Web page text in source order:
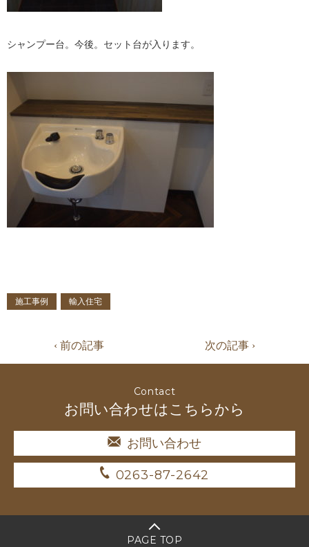
シャンプー台。今後。セット台が入ります。
施工事例 輸入住宅
‹ 前の記事 次の記事 ›
Contact
お問い合わせはこちらから
お問い合わせ
0263-87-2642
PAGE TOP